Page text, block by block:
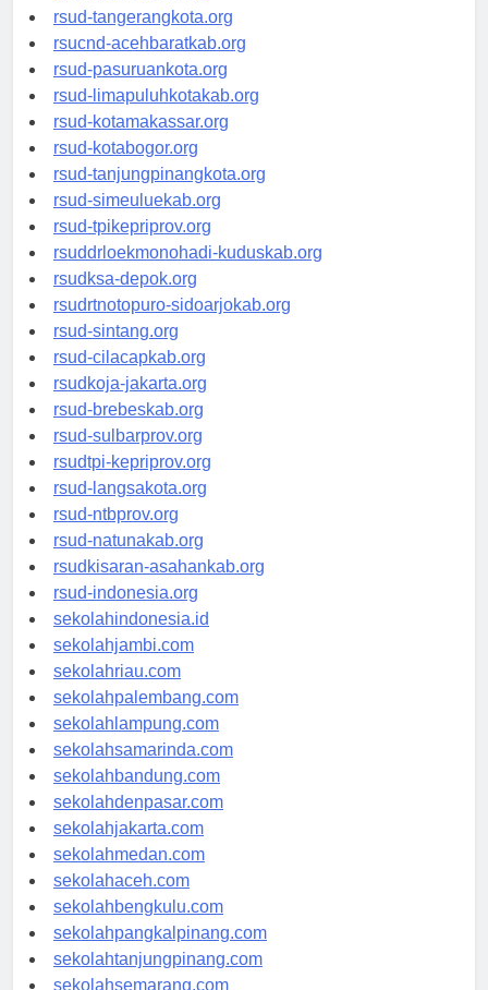
rsud-kotabekasi.org
rsud-tangerangkota.org
rsucnd-acehbaratkab.org
rsud-pasuruankota.org
rsud-limapuluhkotakab.org
rsud-kotamakassar.org
rsud-kotabogor.org
rsud-tanjungpinangkota.org
rsud-simeuluekab.org
rsud-tpikepriprov.org
rsuddrloekmonohadi-kuduskab.org
rsudksa-depok.org
rsudrtnotopuro-sidoarjokab.org
rsud-sintang.org
rsud-cilacapkab.org
rsudkoja-jakarta.org
rsud-brebeskab.org
rsud-sulbarprov.org
rsudtpi-kepriprov.org
rsud-langsakota.org
rsud-ntbprov.org
rsud-natunakab.org
rsudkisaran-asahankab.org
rsud-indonesia.org
sekolahindonesia.id
sekolahjambi.com
sekolahriau.com
sekolahpalembang.com
sekolahlampung.com
sekolahsamarinda.com
sekolahbandung.com
sekolahdenpasar.com
sekolahjakarta.com
sekolahmedan.com
sekolahaceh.com
sekolahbengkulu.com
sekolahpangkalpinang.com
sekolahtanjungpinang.com